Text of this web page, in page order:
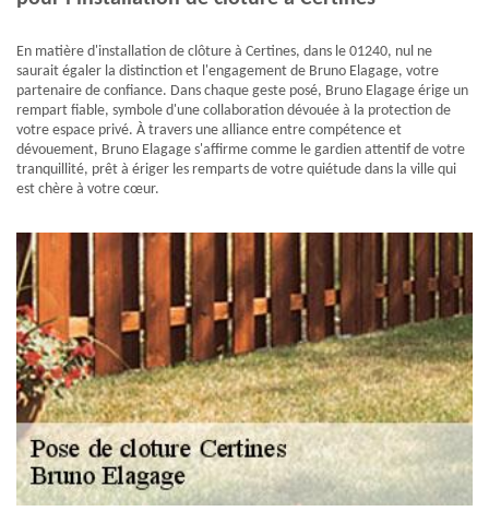
En matière d'installation de clôture à Certines, dans le 01240, nul ne
saurait égaler la distinction et l'engagement de Bruno Elagage, votre
partenaire de confiance. Dans chaque geste posé, Bruno Elagage érige un
rempart fiable, symbole d'une collaboration dévouée à la protection de
votre espace privé. À travers une alliance entre compétence et
dévouement, Bruno Elagage s'affirme comme le gardien attentif de votre
tranquillité, prêt à ériger les remparts de votre quiétude dans la ville qui
est chère à votre cœur.